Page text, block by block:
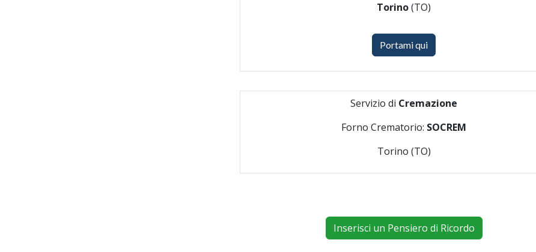
Torino(TO)
Portami qui
Servizio di Cremazione
Forno Crematorio: SOCREM
Torino (TO)
Inserisci un Pensiero di Ricordo